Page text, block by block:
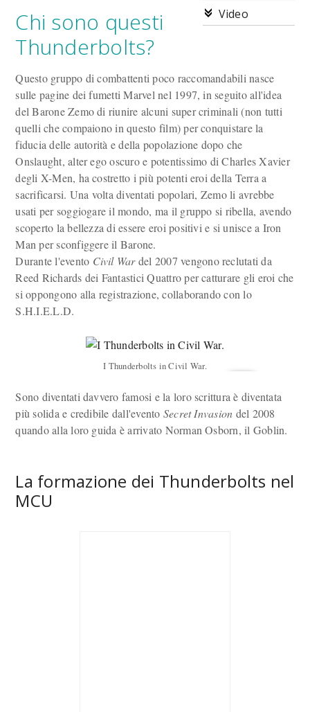
Video
Chi sono questi
Thunderbolts?
Questo gruppo di combattenti poco raccomandabili nasce
sulle pagine dei fumetti Marvel nel 1997, in seguito all'idea
del Barone Zemo di riunire alcuni super criminali (non tutti
quelli che compaiono in questo film) per conquistare la
fiducia delle autorità e della popolazione dopo che
Onslaught, alter ego oscuro e potentissimo di Charles Xavier
degli X-Men, ha costretto i più potenti eroi della Terra a
sacrificarsi. Una volta diventati popolari, Zemo li avrebbe
usati per soggiogare il mondo, ma il gruppo si ribella, avendo
scoperto la bellezza di essere eroi positivi e si unisce a Iron
Man per sconfiggere il Barone.
Durante l'evento Civil Wardel 2007 vengono reclutati da
Reed Richards dei Fantastici Quattro per catturare gli eroi che
si oppongono alla registrazione, collaborando con lo
S.H.I.E.L.D.
I Thunderbolts in Civil War.
Sono diventati davvero famosi e la loro scrittura è diventata
più solida e credibile dall'evento Secret Invasion del 2008
quando alla loro guida è arrivato Norman Osborn, il Goblin.
La formazione dei Thunderbolts nel
MCU